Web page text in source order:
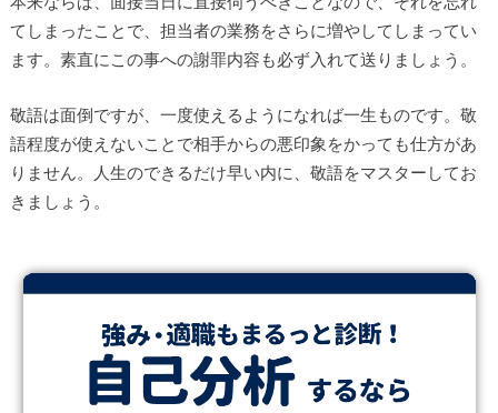
てしまったことで、担当者の業務をさらに増やしてしまってい
ます。素直にこの事への謝罪内容も必ず入れて送りましょう。
敬語は面倒ですが、一度使えるようになれば一生ものです。敬
語程度が使えないことで相手からの悪印象をかっても仕方があ
りません。人生のできるだけ早い内に、敬語をマスターしてお
きましょう。